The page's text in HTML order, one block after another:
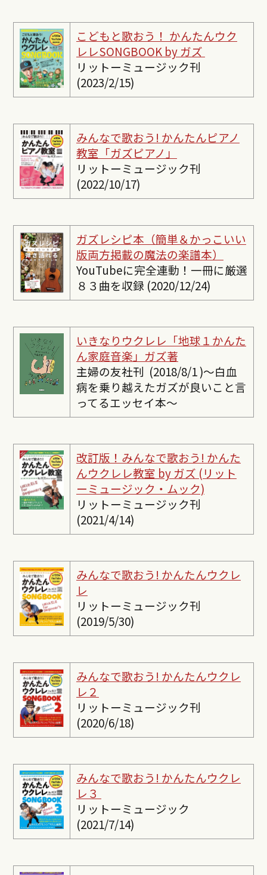
こどもと歌おう！ かんたんウク
レレSONGBOOK by ガズ
リットーミュージック刊
(2023/2/15)
みんなで歌おう! かんたんピアノ
教室「ガズピアノ」
リットーミュージック刊
(2022/10/17)
ガズレシピ本（簡単＆かっこいい
版両方掲載の魔法の楽譜本）
YouTubeに完全連動！一冊に厳選
８３曲を収録 (2020/12/24)
いきなりウクレレ「地球１かんた
ん家庭音楽」ガズ著
主婦の友社刊 (2018/8/1 )〜白血
病を乗り越えたガズが良いこと言
ってるエッセイ本〜
改訂版！みんなで歌おう! かんた
んウクレレ教室 by ガズ (リット
ーミュージック・ムック)
リットーミュージック刊
(2021/4/14)
みんなで歌おう! かんたんウクレ
レ
リットーミュージック刊
(2019/5/30)
みんなで歌おう! かんたんウクレ
レ２
リットーミュージック刊
(2020/6/18)
みんなで歌おう! かんたんウクレ
レ３
リットーミュージック
(2021/7/14)